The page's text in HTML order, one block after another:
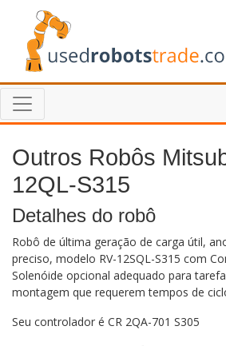
Outros Robôs
12QL-S315
Detalhes do robô
Robô de última geração de carga útil,
preciso, modelo RV-12SQL-S315 com
Solenóide opcional adequado para
montagem que requerem tempos de
Seu controlador é CR 2QA-701 S305